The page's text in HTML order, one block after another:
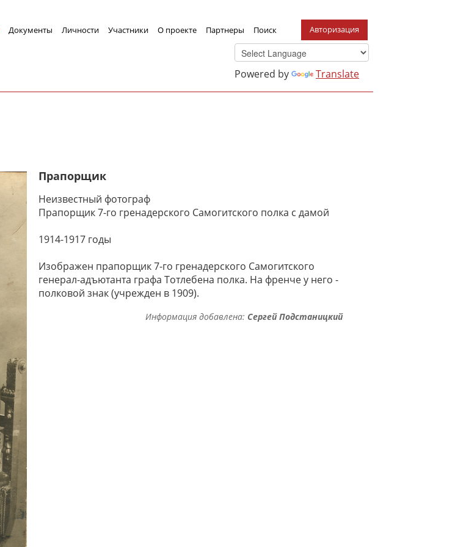
Документы Личности Участники О проекте Партнеры Поиск Авторизация
Powered by Translate
Прапорщик
Неизвестный фотограф
Прапорщик 7-го гренадерского Самогитского полка с дамой
1914-1917 годы
Изображен прапорщик 7-го гренадерского Самогитского
генерал-адъютанта графа Тотлебена полка. На френче у него -
полковой знак (учрежден в 1909).
Информация добавлена: Сергей Подстаницкий